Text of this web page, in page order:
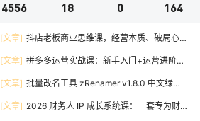
4556 18 0 164
[文章] 抖店老板商业思维课，经营本质、破局心
增
[文章] 拼多多运营实战课：新手入门+运营进阶、
出百单
[文章] 批量改名工具 zRenamer v1.8.0 中文绿色
[文章] 2026 财务人 IP 成长系统课：一套专为财